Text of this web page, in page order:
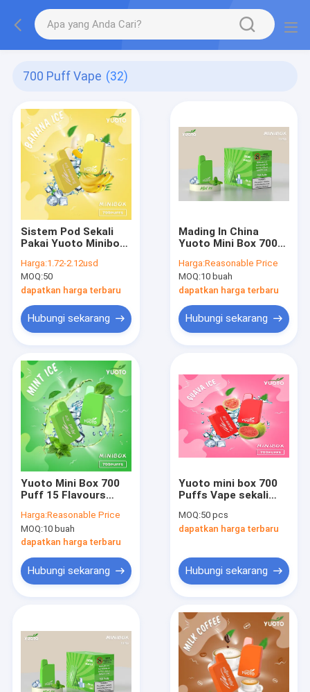
700 Puff Vape (32)
Sistem Pod Sekali
Pakai Yuoto Minibox
yang Dapat Diganti
Harga:1.72-2.12usd
MOQ:50
dapatkan harga terbaru
Hubungi sekarang
Mading In China
Yuoto Mini Box 700
ML Juice Capacity
You Deserve It
Maskking Brand
Mongo Ice
Harga:Reasonable Price
MOQ:10 buah
dapatkan harga terbaru
Hubungi sekarang
Yuoto Mini Box 700
Puff 15 Flavours
Anda Layak
Mendapatkannya
Mint Ice Maskking
Harga:Reasonable Price
MOQ:10 buah
dapatkan harga terbaru
Hubungi sekarang
Yuoto mini box 700
Puffs Vape sekali
ringan
MOQ:50 pcs
dapatkan harga terbaru
Hubungi sekarang